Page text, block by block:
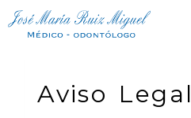
Aviso Legal